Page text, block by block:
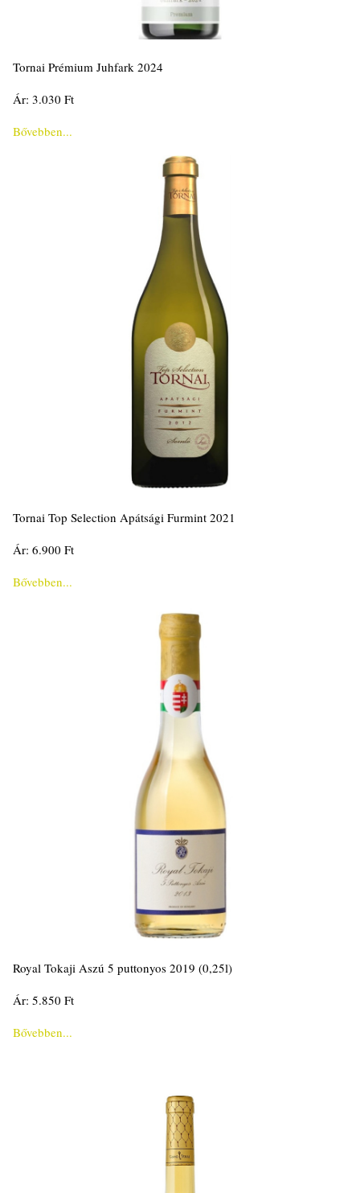
Tornai Prémium Juhfark 2024
Ár: 3.030 Ft
Bővebben...
Tornai Top Selection Apátsági Furmint 2021
Ár: 6.900 Ft
Bővebben...
Royal Tokaji Aszú 5 puttonyos 2019 (0,25l)
Ár: 5.850 Ft
Bővebben...